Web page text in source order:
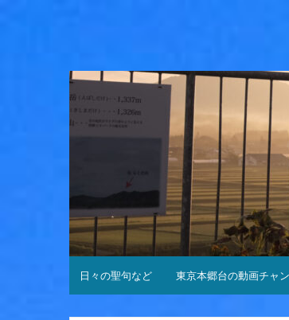
日々の聖句など 東京本郷台の動画チャ